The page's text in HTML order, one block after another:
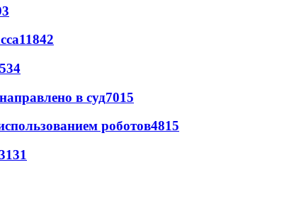
11842
в суд7015
роботов4815